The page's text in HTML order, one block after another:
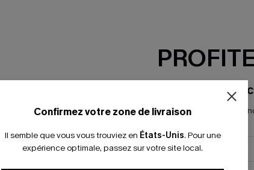
Confirmez votre zone de livraison
Il semble que vous vous trouviez en États-Unis. Pour une
expérience optimale, passez sur votre site local.
-15% dès 2
*Un code par